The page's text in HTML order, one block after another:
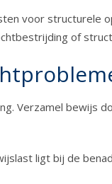
voor structurele
of
Verzamel bewijs
ligt bij de